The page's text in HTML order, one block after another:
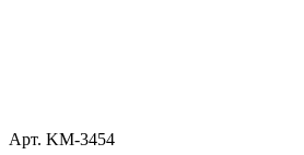
Арт. KM-3454